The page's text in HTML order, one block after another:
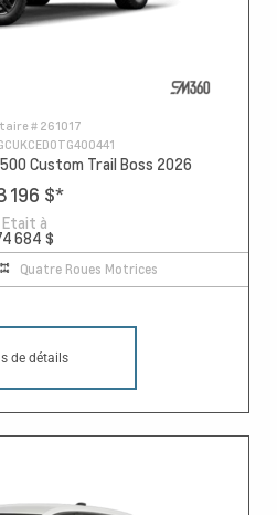
# 261017
Custom Trail Boss 2026
196 $*
Etait à
684 $
Quatre Roues Motrices
de détails